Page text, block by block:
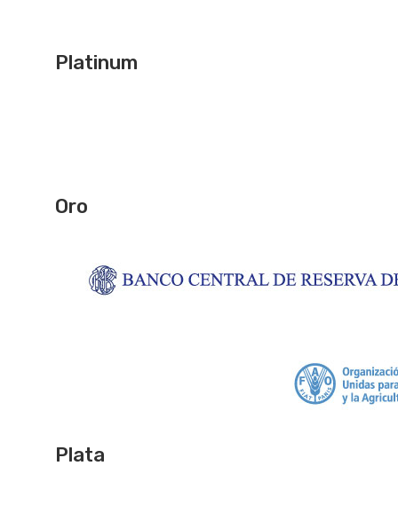
Platinum
Oro
Plata